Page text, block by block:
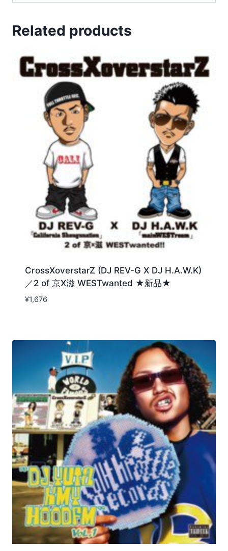
Related products
CrossXoverstarZ (DJ REV-G X DJ H.A.W.K)
／2 of 京X滋 WESTwanted ★新品★
¥1,676